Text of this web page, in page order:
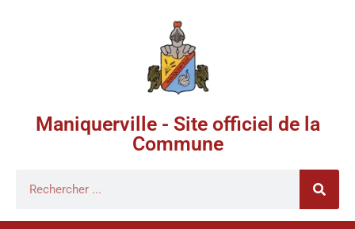
Maniquerville - Site officiel de la
Commune